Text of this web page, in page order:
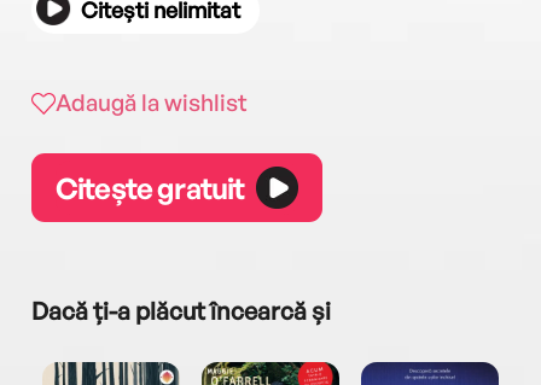
Citești nelimitat
Adaugă la wishlist
Citește gratuit
Dacă ți-a plăcut încearcă și